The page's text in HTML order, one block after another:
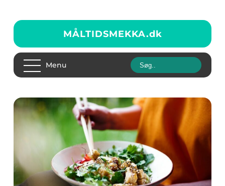
MÅLTIDSMEKKA.dk
Menu